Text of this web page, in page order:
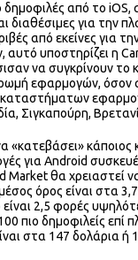
δημοφιλές από το iOS,
διαθέσιμες για την
από εκείνες για
αυτό υποστηρίζει η
να συγκρίνουν το
εφαρμογών, όσον
Σιγκαπούρη,
«κατεβάσει» κάποιος
για Android
Market θα χρειαστεί
όρος είναι στα
2,5 φορές
πιο δημοφιλείς
στα 147 δολάρια ή